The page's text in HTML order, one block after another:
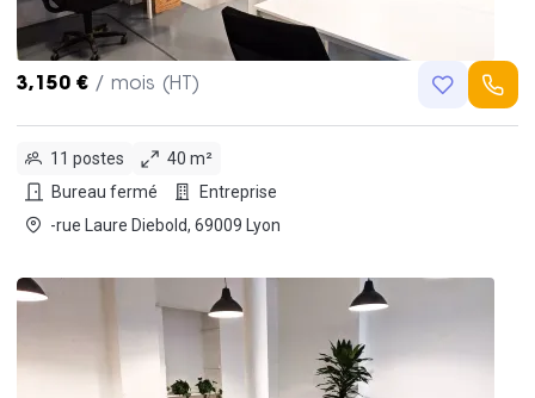
3,150 € / mois (HT)
11 postes
40 m²
Bureau fermé
Entreprise
-rue Laure Diebold, 69009 Lyon